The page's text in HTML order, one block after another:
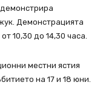
Демонстрацията
10,30 до 14,30 часа.
местни ястия
на 17 и 18 юни.